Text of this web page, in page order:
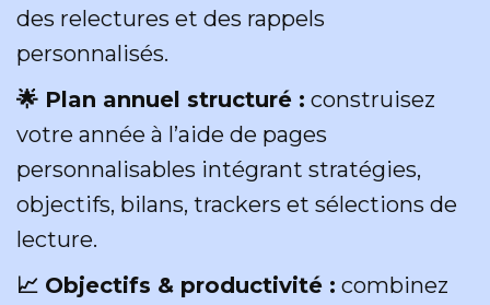
des relectures et des rappels
personnalisés.
🌟 Plan annuel structuré : construisez
votre année à l’aide de pages
personnalisables intégrant stratégies,
objectifs, bilans, trackers et sélections de
lecture.
📈 Objectifs & productivité : combinez